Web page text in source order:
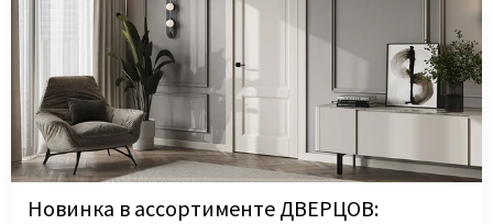
Новинка в ассортименте ДВЕРЦОВ: